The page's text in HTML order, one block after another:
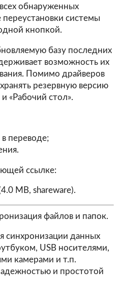
обнаруженных
переустановки системы
кнопкой.
базу последних
возможность их
Помимо драйверов
резервную версию
«Рабочий стол».
переводе;
ссылке:
MB, shareware).
файлов и папок.
синхронизации данных
USB носителями,
камерами и т.п.
и простотой